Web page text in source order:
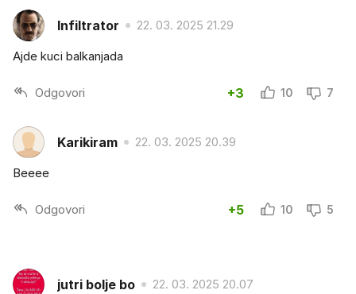
Infiltrator 22. 03. 2025 21.29
Ajde kuci balkanjada
Odgovori +3 10 7
Karikiram 22. 03. 2025 20.39
Beeee
Odgovori +5 10 5
jutri bolje bo 22. 03. 2025 20.07